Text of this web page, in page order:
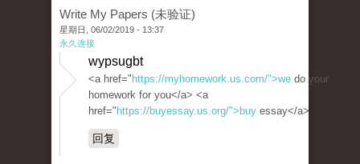
Write My Papers (未验证)
星期日, 06/02/2019 - 13:37
永久连接
wypsugbt
<a href=" https://myhomework.us.com/">we do your
homework for you</a> <a
href=" https://buyessay.us.org/">buy essay</a>
回复